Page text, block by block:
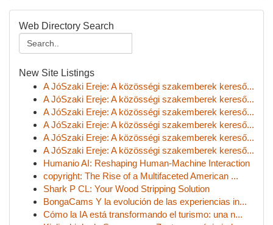
Web Directory Search
New Site Listings
A JóSzaki Ereje: A közösségi szakemberek kereső...
A JóSzaki Ereje: A közösségi szakemberek kereső...
A JóSzaki Ereje: A közösségi szakemberek kereső...
A JóSzaki Ereje: A közösségi szakemberek kereső...
A JóSzaki Ereje: A közösségi szakemberek kereső...
A JóSzaki Ereje: A közösségi szakemberek kereső...
Humanio AI: Reshaping Human-Machine Interaction
copyright: The Rise of a Multifaceted American ...
Shark P CL: Your Wood Stripping Solution
BongaCams Y la evolución de las experiencias in...
Cómo la IA está transformando el turismo: una n...